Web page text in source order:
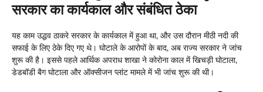
सरकार का कार्यकाल और संबंधित ठेका
यह काम उद्धव ठाकरे सरकार के कार्यकाल में हुआ था, और उस दौरान मीठी नदी की
सफाई के लिए ठेके दिए गए थे। घोटाले के आरोपों के बाद, अब राज्य सरकार ने जांच
शुरू की है। इससे पहले आर्थिक अपराध शाखा ने कोरोना काल में खिचड़ी घोटाला,
डेडबॉडी बैग घोटाला और ऑक्सीजन प्लांट मामले में भी जांच शुरू की थी।